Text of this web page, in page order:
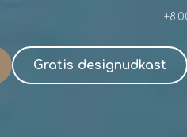
Gratis designudkast